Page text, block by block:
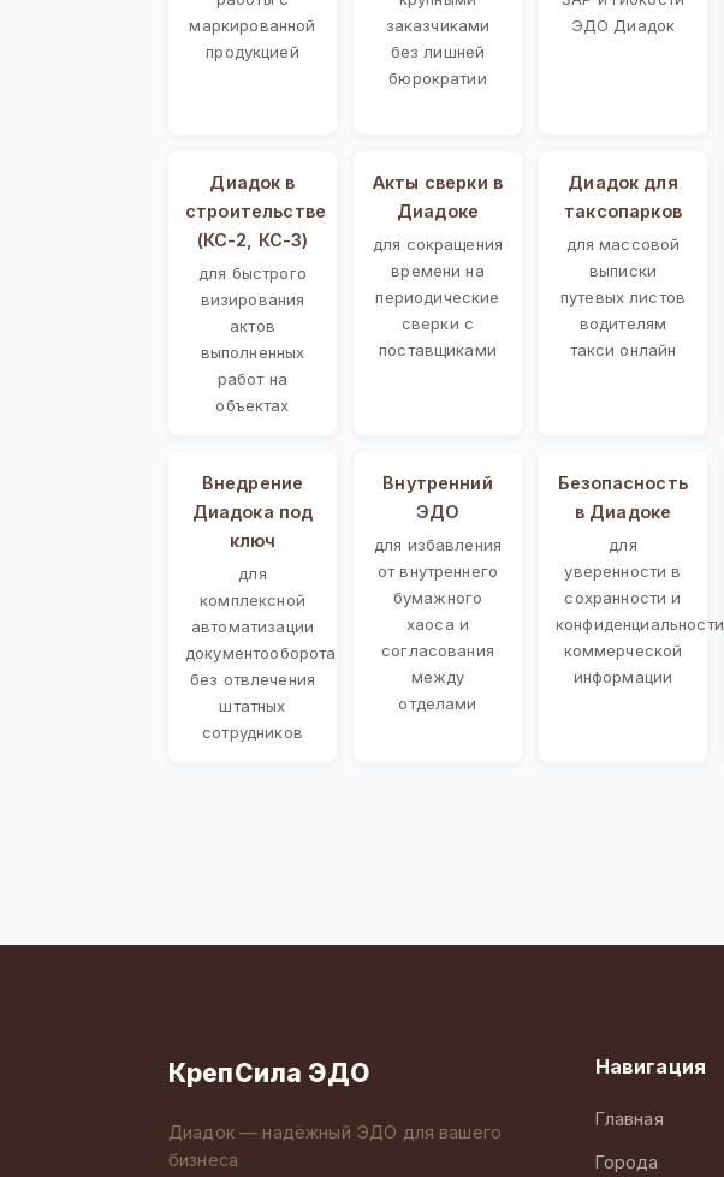
маркированной
продукцией
заказчиками
без лишней
бюрократии
ЭДО Диадок
Диадок в
строительстве
(КС-2, КС-3)
для быстрого
визирования
актов
выполненных
работ на
объектах
Акты сверки в
Диадоке
для сокращения
времени на
периодические
сверки с
поставщиками
Диадок для
таксопарков
для массовой
выписки
путевых листов
водителям
такси онлайн
Внедрение
Диадока под
ключ
для
комплексной
автоматизации
документооборота
без отвлечения
штатных
сотрудников
Внутренний
ЭДО
для избавления
от внутреннего
бумажного
хаоса и
согласования
между
отделами
Безопасность
в Диадоке
для
уверенности в
сохранности и
конфиденциальности
коммерческой
информации
КрепСила ЭДО
Диадок — надёжный ЭДО для вашего
бизнеса
Навигация
Главная
Города